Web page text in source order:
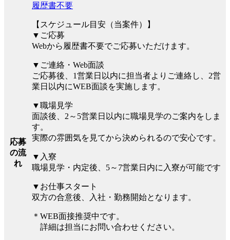
応募
の流
れ
履歴書不要
【スケジュール目安（当案件）】
▼ご応募
Webから履歴書不要でご応募いただけます。
▼ご連絡・Web面談
ご応募後、1営業日以内に担当者よりご連絡し、2営
業日以内にWEB面談を実施します。
▼職場見学
面談後、2～5営業日以内に職場見学のご案内をしま
す。
実際の雰囲気を見てから決められるので安心です。
▼入寮
職場見学・内定後、5～7営業日内に入寮が可能です
▼お仕事スタート
双方の合意後、入社・勤務開始となります。
＊WEB面接推奨中です。
詳細は担当にお問い合わせください。